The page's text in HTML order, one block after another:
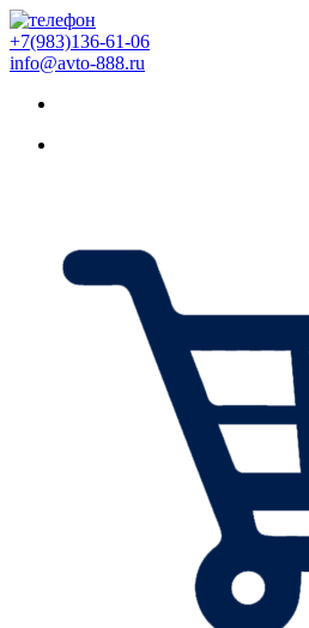
+7(983)136-61-06
info@avto-888.ru